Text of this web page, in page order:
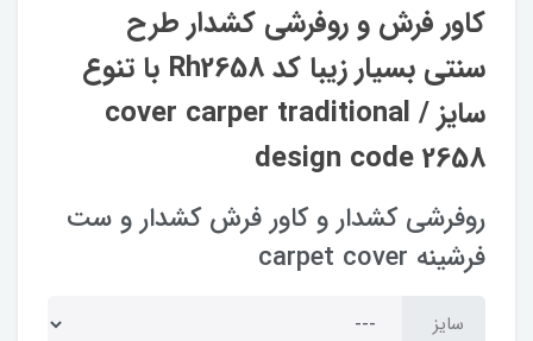
کاور فرش و روفرشی کشدار‌ طرح
سنتی بسیار زیبا کد Rh2658 با تنوع
سایز / cover carper traditional
design code 2658
روفرشی کشدار و کاور فرش کشدار و ست
فرشینه carpet cover
سایز